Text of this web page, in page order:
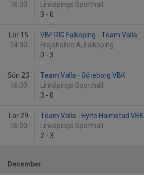
16:00
Linköpings Sporthall
3 - 0
Lör 15
14:30
VBF RIG Falköping - Team Valla
Frejahallen A, Falköping
0 - 3
Sön 23
16:00
Team Valla - Göteborg VBK
Linköpings Sporthall
3 - 0
Lör 29
16:00
Team Valla - Hylte Halmstad VBK
Linköpings Sporthall
2 - 3
December